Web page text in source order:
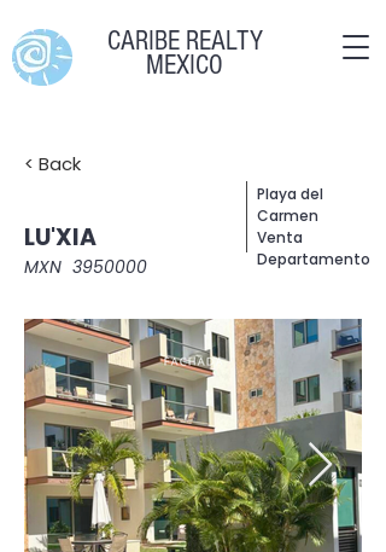
CARIBE REALTY
MEXICO
< Back
LU'XIA
MXN 3950000
Playa del
Carmen
Venta
Departamento